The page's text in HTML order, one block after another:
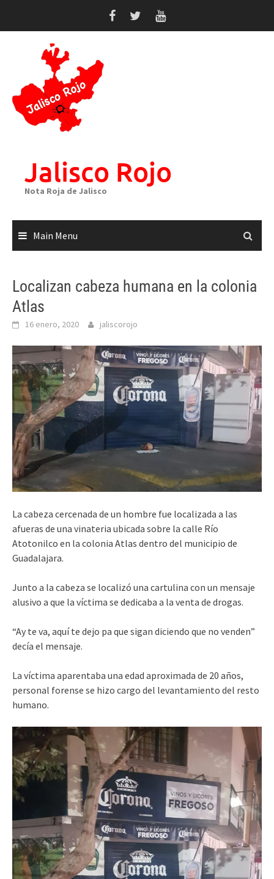
Jalisco Rojo
Nota Roja de Jalisco
Main Menu
Localizan cabeza humana en la colonia
Atlas
16 enero, 2020 jaliscorojo
La cabeza cercenada de un hombre fue localizada a las
afueras de una vinateria ubicada sobre la calle Río
Atotonilco en la colonia Atlas dentro del municipio de
Guadalajara.
Junto a la cabeza se localizó una cartulina con un mensaje
alusivo a que la víctima se dedicaba a la venta de drogas.
“Ay te va, aquí te dejo pa que sigan diciendo que no venden”
decía el mensaje.
La víctima aparentaba una edad aproximada de 20 años,
personal forense se hizo cargo del levantamiento del resto
humano.